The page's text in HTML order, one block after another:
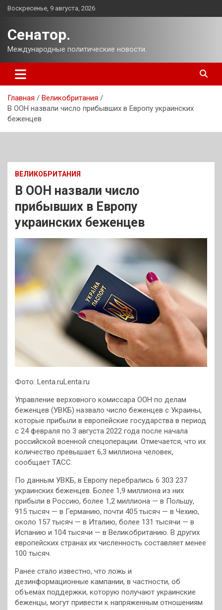
Перейти
Воскресенье, 9 августа, 2026
Сенатор.
Международные политические новости.
Главная
Великобритания
В ООН назвали число прибывших в Европу украинских
беженцев
ВЕЛИКОБРИТАНИЯ
В ООН назвали число
прибывших в Европу
украинских беженцев
Фото: Lenta.ruLenta.ru
Управление верховного комиссара ООН по делам
беженцев (УВКБ) назвало число беженцев с Украины,
которые прибыли в европейские государства в период
с 24 февраля по 3 августа 2022 года после начала
российской военной спецоперации. Отмечается, что их
количество превышает 6,3 миллиона человек,
сообщает ТАСС.
По данным УВКБ, в Европу перебрались 6 303 237
украинских беженцев. Более 1,9 миллиона из них
прибыли в Россию, более 1,2 миллиона — в Польшу,
915 тысяч — в Германию, почти 405 тысяч — в Чехию,
около 157 тысяч — в Италию, более 131 тысячи — в
Испанию и 104 тысячи — в Великобританию. В других
европейских странах их численность составляет менее
100 тысяч.
Ранее стало известно, что ложь и
дезинформационные кампании, в частности, об
объемах поддержки, которую получают украинские
беженцы, могут привести к напряженным отношениям